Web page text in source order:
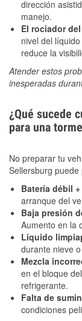
dirección
manejo.
El rociador
nivel del
reduce la
Atender estos
inesperadas
¿Qué sucede
para una
No preparar tu
Sellersburg
Batería débil
arranque del
Baja presión
Aumento en la
Líquido
durante nieve
Mezcla
en el bloque
refrigerante.
Falta de
condiciones